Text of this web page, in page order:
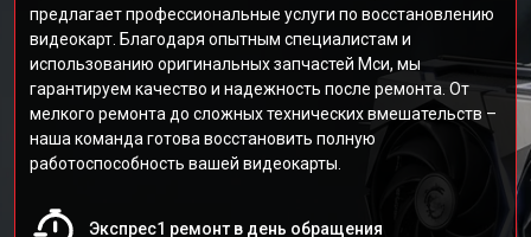
предлагает профессиональные услуги по восстановлению
видеокарт. Благодаря опытным специалистам и
использованию оригинальных запчастей Мси, мы
гарантируем качество и надежность после ремонта. От
мелкого ремонта до сложных технических вмешательств –
наша команда готова восстановить полную
работоспособность вашей видеокарты.
Экспрес1 ремонт в день обращения